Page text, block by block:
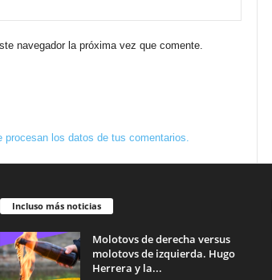
navegador la próxima vez que comente.
procesan los datos de tus comentarios.
Incluso más noticias
Molotovs de derecha versus
molotovs de izquierda. Hugo
Herrera y la...